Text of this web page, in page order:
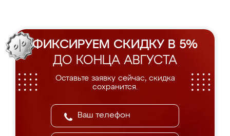
ФИКСИРУЕМ СКИДКУ В 5%
ДО КОНЦА АВГУСТА
Оставьте заявку сейчас, скидка
сохранится.